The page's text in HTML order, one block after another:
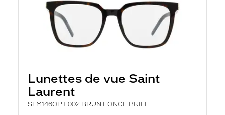
Lunettes de vue Saint
Laurent
SLM146OPT 002 BRUN FONCE BRILL